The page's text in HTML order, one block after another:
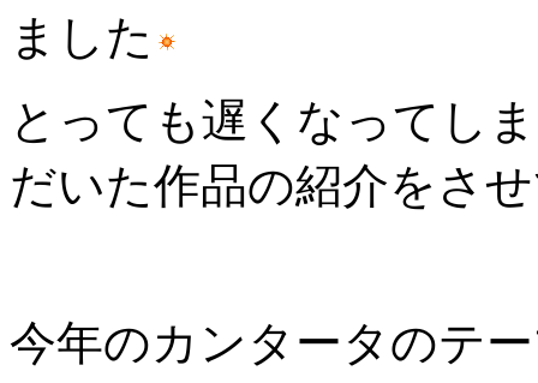
ました
とっても遅くなってし
だいた作品の紹介をさ
今年のカンタータのテ